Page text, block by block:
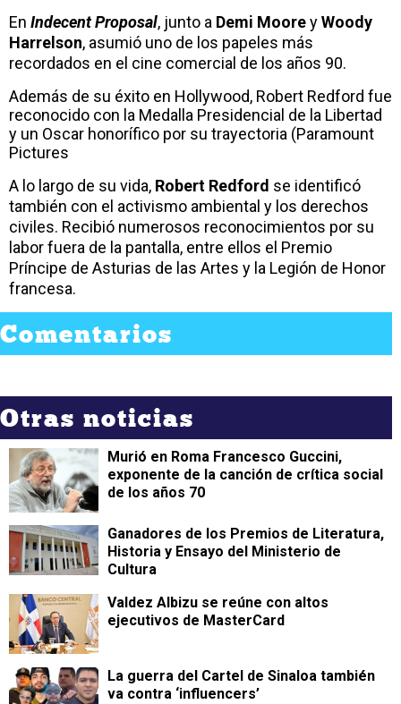
En Indecent Proposal, junto a Demi MooreyWoody
Harrelson, asumió uno de los papeles más
recordados en el cine comercial de los años 90.
Además de su éxito en Hollywood, Robert Redford fue
reconocido con la Medalla Presidencial de la Libertad
y un Oscar honorífico por su trayectoria (Paramount
Pictures
A lo largo de su vida, Robert Redford se identificó
también con el activismo ambiental y los derechos
civiles. Recibió numerosos reconocimientos por su
labor fuera de la pantalla, entre ellos el Premio
Príncipe de Asturias de las Artes y la Legión de Honor
francesa.
Comentarios
Otras noticias
Murió en Roma Francesco Guccini,
exponente de la canción de crítica social
de los años 70
Ganadores de los Premios de Literatura,
Historia y Ensayo del Ministerio de
Cultura
Valdez Albizu se reúne con altos
ejecutivos de MasterCard
La guerra del Cartel de Sinaloa también
va contra ‘influencers’